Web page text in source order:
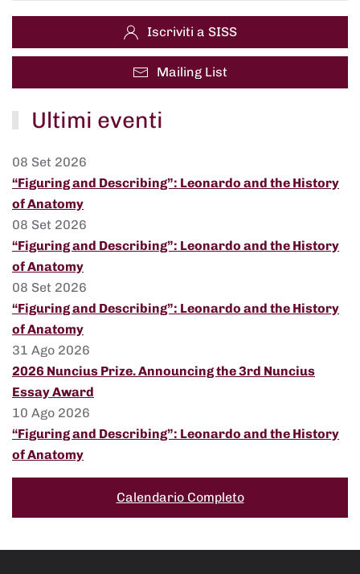
Iscriviti a SISS
Mailing List
Ultimi eventi
08 Set 2026
“Figuring and Describing”: Leonardo and the History
of Anatomy
08 Set 2026
“Figuring and Describing”: Leonardo and the History
of Anatomy
08 Set 2026
“Figuring and Describing”: Leonardo and the History
of Anatomy
31 Ago 2026
2026 Nuncius Prize. Announcing the 3rd Nuncius
Essay Award
10 Ago 2026
“Figuring and Describing”: Leonardo and the History
of Anatomy
Calendario Completo